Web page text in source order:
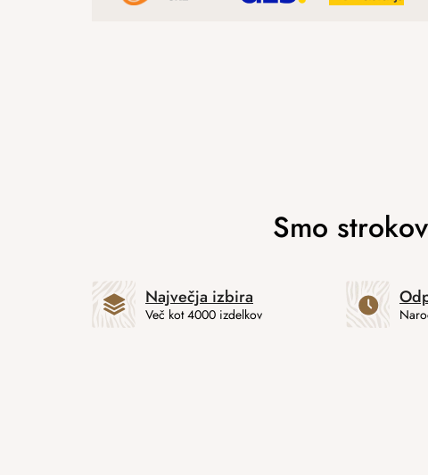
Največja izbira
Več kot 4000 izdelkov